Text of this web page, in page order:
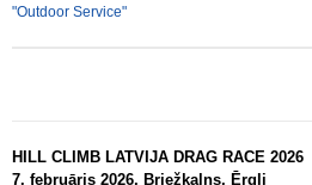
"Outdoor Service"
HILL CLIMB LATVIJA DRAG RACE 2026
7. februāris 2026, Briežkalns, Ērgļi